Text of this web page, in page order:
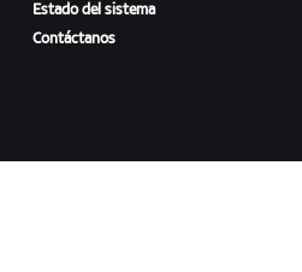
Estado del sistema
Contáctanos